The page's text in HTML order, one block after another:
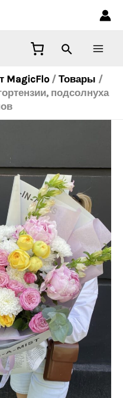
MagicFlo/ Товары /
подсолнуха